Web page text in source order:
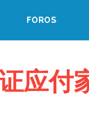
FOROS
应付